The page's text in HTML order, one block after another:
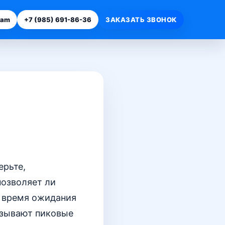
+7 (985) 691-86-36 ЗАКАЗАТЬ ЗВОНОК
ли
время ожидания
пиковые